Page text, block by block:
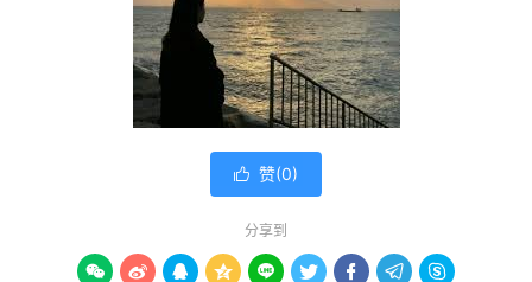
 赞(0)
分享到
        